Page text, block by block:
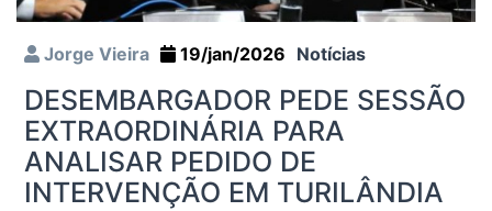
Jorge Vieira 19/jan/2026 Notícias
DESEMBARGADOR PEDE SESSÃO
EXTRAORDINÁRIA PARA
ANALISAR PEDIDO DE
INTERVENÇÃO EM TURILÂNDIA